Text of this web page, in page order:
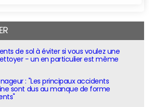
de sol à éviter si vous voulez une
- un en particulier est même
: "Les principaux accidents
sont dus au manque de forme